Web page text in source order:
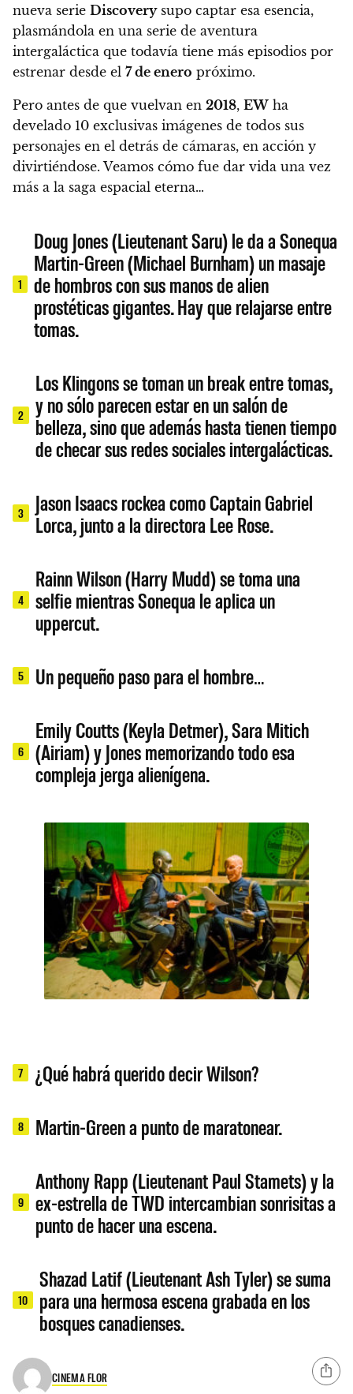
nueva serie Discoverysupo captar esa esencia,
plasmándola en una serie de aventura
intergaláctica que todavía tiene más episodios por
estrenar desde el 7 de enero próximo.
Pero antes de que vuelvan en 2018, EW ha
develado 10 exclusivas imágenes de todos sus
personajes en el detrás de cámaras, en acción y
divirtiéndose. Veamos cómo fue dar vida una vez
más a la saga espacial eterna…
1
Doug Jones (Lieutenant Saru) le da a Sonequa
Martin-Green (Michael Burnham) un masaje
de hombros con sus manos de alien
prostéticas gigantes. Hay que relajarse entre
tomas.
2
Los Klingons se toman un break entre tomas,
y no sólo parecen estar en un salón de
belleza, sino que además hasta tienen tiempo
de checar sus redes sociales intergalácticas.
3
Jason Isaacs rockea como Captain Gabriel
Lorca, junto a la directora Lee Rose.
4
Rainn Wilson (Harry Mudd) se toma una
selfie mientras Sonequa le aplica un
uppercut.
5 Un pequeño paso para el hombre…
6
Emily Coutts (Keyla Detmer), Sara Mitich
(Airiam) y Jones memorizando todo esa
compleja jerga alienígena.
7 ¿Qué habrá querido decir Wilson?
8 Martin-Green a punto de maratonear.
9
Anthony Rapp (Lieutenant Paul Stamets) y la
ex-estrella de TWD intercambian sonrisitas a
punto de hacer una escena.
10
Shazad Latif (Lieutenant Ash Tyler) se suma
para una hermosa escena grabada en los
bosques canadienses.
CINEMA FLOR